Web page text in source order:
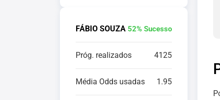
FÁBIO SOUZA 52% Sucesso
Próg. realizados 4125
Média Odds usadas 1.95